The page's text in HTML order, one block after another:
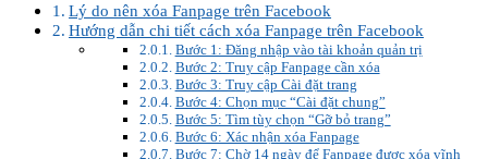
Lý do nên xóa Fanpage trên Facebook
Hướng dẫn chi tiết cách xóa Fanpage trên Facebook
Bước 1: Đăng nhập vào tài khoản quản trị
Bước 2: Truy cập Fanpage cần xóa
Bước 3: Truy cập Cài đặt trang
Bước 4: Chọn mục “Cài đặt chung”
Bước 5: Tìm tùy chọn “Gỡ bỏ trang”
Bước 6: Xác nhận xóa Fanpage
Bước 7: Chờ 14 ngày để Fanpage được xóa vĩnh